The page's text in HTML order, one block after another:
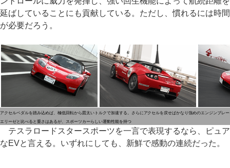
延ばしていることにも貢献している。ただし、慣れるには時間
が必要だろう。
アクセルペダルを踏み込めば、極低回転から図太いトルクで加速する。さらにアクセルを戻せばかなり強めのエンジンブレ
エリーゼと比べると重さはあるが、スポーツカーらしい運動性能を持つ
テスラロードスタースポーツを一言で表現するなら、ピュア
なEVと言える。いずれにしても、新鮮で感動の連続だった。